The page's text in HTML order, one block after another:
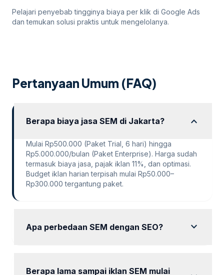
Pelajari penyebab tingginya biaya per klik di Google Ads
dan temukan solusi praktis untuk mengelolanya.
Pertanyaan Umum (FAQ)
Berapa biaya jasa SEM di Jakarta? expand_more
Mulai Rp500.000 (Paket Trial, 6 hari) hingga
Rp5.000.000/bulan (Paket Enterprise). Harga sudah
termasuk biaya jasa, pajak iklan 11%, dan optimasi.
Budget iklan harian terpisah mulai Rp50.000–
Rp300.000 tergantung paket.
Apa perbedaan SEM dengan SEO? expand_more
kontinu), sedangkan SEO mengoptimasi website
Berapa lama sampai iklan SEM mulai